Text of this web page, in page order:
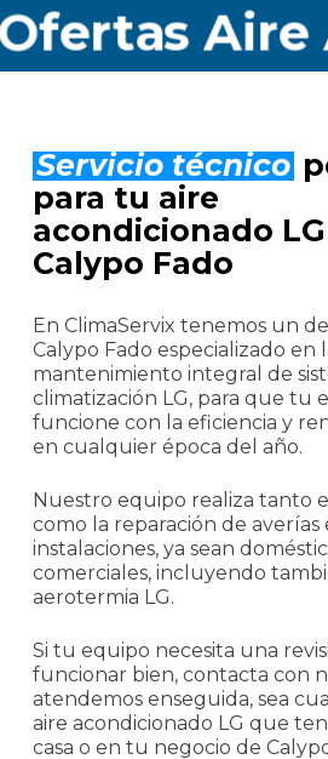
Aire
Servicio técnico
para tu aire
acondicionado
Calypo Fado
En ClimaServix tenemos un
Calypo Fado especializado
mantenimiento integral de
climatización LG, para que tu
funcione con la eficiencia y
en cualquier época del año.
Nuestro equipo realiza tanto
como la reparación de
instalaciones, ya sean
comerciales, incluyendo
aerotermia LG.
Si tu equipo necesita una
funcionar bien, contacta con
atendemos enseguida, sea
aire acondicionado LG que
casa o en tu negocio de